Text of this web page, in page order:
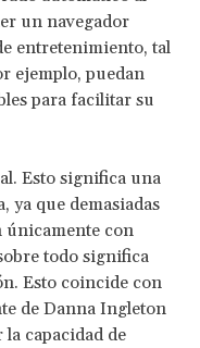
un navegador
entretenimiento, tal
ejemplo, puedan
para facilitar su
Esto significa una
ya que demasiadas
únicamente con
todo significa
Esto coincide con
de Danna Ingleton
capacidad de